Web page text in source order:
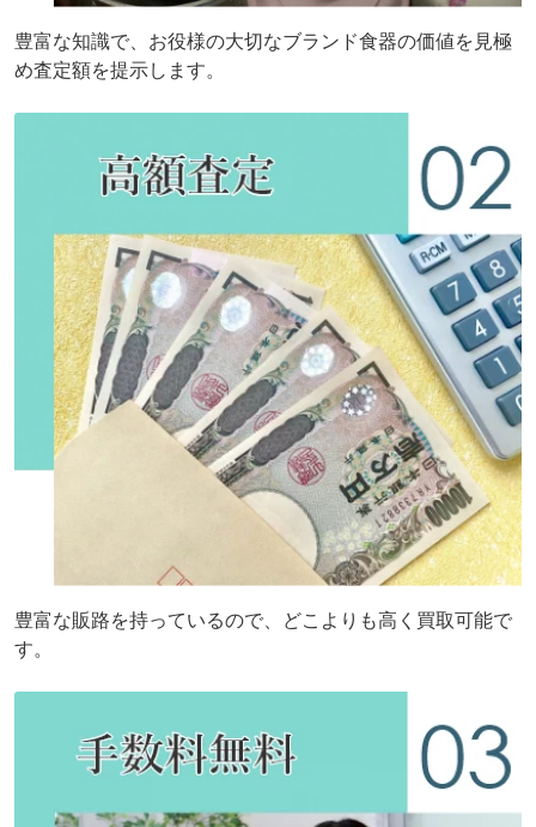
豊富な知識で、お役様の大切なブランド食器の価値を見極
め査定額を提示します。
豊富な販路を持っているので、どこよりも高く買取可能で
す。